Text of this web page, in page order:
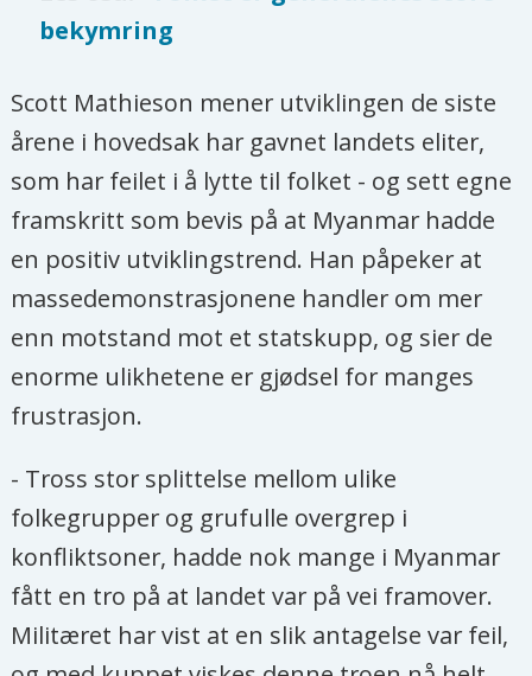
bekymring
Scott Mathieson mener utviklingen de siste
årene i hovedsak har gavnet landets eliter,
som har feilet i å lytte til folket - og sett egne
framskritt som bevis på at Myanmar hadde
en positiv utviklingstrend. Han påpeker at
massedemonstrasjonene handler om mer
enn motstand mot et statskupp, og sier de
enorme ulikhetene er gjødsel for manges
frustrasjon.
- Tross stor splittelse mellom ulike
folkegrupper og grufulle overgrep i
konfliktsoner, hadde nok mange i Myanmar
fått en tro på at landet var på vei framover.
Militæret har vist at en slik antagelse var feil,